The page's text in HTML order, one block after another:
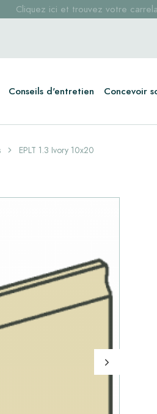
Cliquez ici et trouvez votre
Conseils d'entretien Concevoir
EPLT 1.3 Ivory 10x20